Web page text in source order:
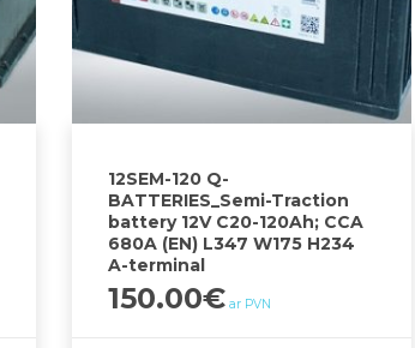
12SEM-120 Q-
BATTERIES_Semi-Traction
battery 12V C20-120Ah; CCA
680A (EN) L347 W175 H234
A-terminal
150.00€ ar PVN